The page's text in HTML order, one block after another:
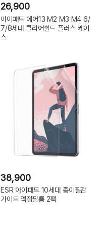
26,900
아이패드 에어13 M2 M3 M4 6/
7/8세대 클리어쉴드 플러스 케이
스
38,900
ESR 아이패드 10세대 종이질감
가이드 액정필름 2팩